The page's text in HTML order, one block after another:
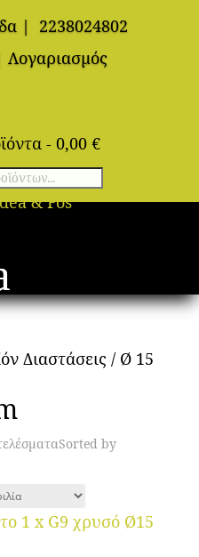
|
2238024802
Λογαριασμός
- 0,00 €
Διαστάσεις / Ø 15
Sorted by